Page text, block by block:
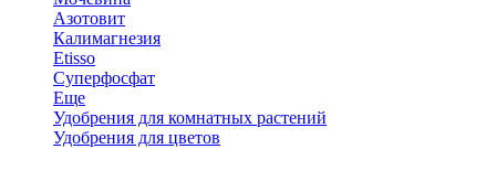
Азотовит
Калимагнезия
Etisso
Суперфосфат
Еще
Удобрения для комнатных растений
Удобрения для цветов